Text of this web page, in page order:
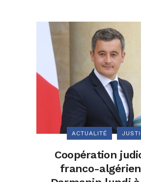
ACTUALITÉ
Coopération
franco-